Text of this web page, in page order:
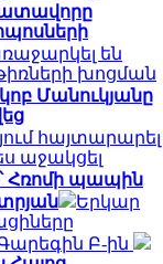
են
խոցման
Մանուկյանը
հայտարարել
աջակցել
Հռոմի պապին
Երկար
Բ-ին